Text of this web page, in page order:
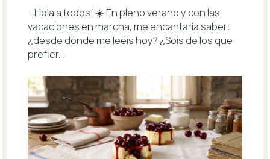
¡Hola a todos! ☀️ En pleno verano y con las
vacaciones en marcha, me encantaría saber:
¿desde dónde me leéis hoy? ¿Sois de los que
prefier...